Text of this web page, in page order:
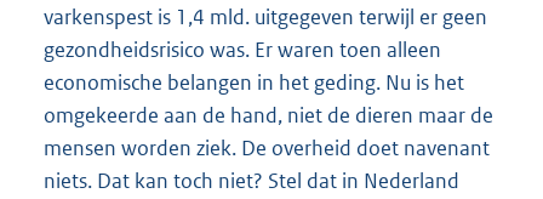
varkenspest is 1,4 mld. uitgegeven terwijl er geen
gezondheidsrisico was. Er waren toen alleen
economische belangen in het geding. Nu is het
omgekeerde aan de hand, niet de dieren maar de
mensen worden ziek. De overheid doet navenant
niets. Dat kan toch niet? Stel dat in Nederland